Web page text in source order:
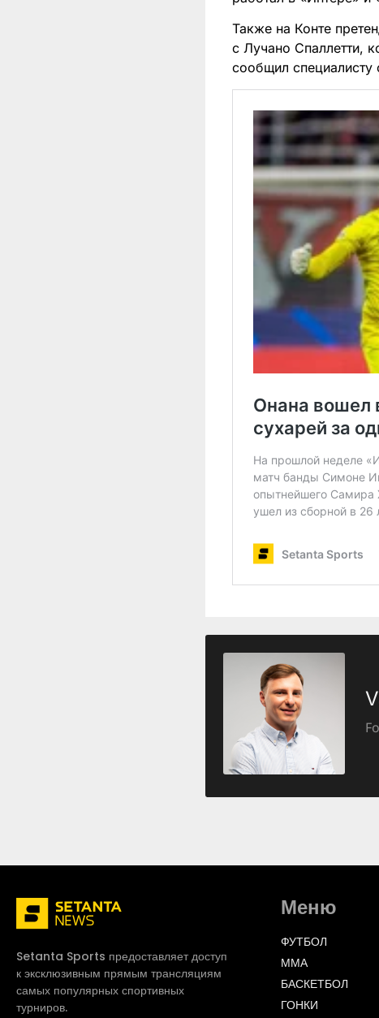
Также на Конте
с Лучано Спаллетти,
сообщил
Setanta Sports предоставляет доступ
к эксклюзивным прямым трансляциям
самых популярных спортивных
турниров.
Меню
ФУТБОЛ
ММА
БАСКЕТБОЛ
ГОНКИ